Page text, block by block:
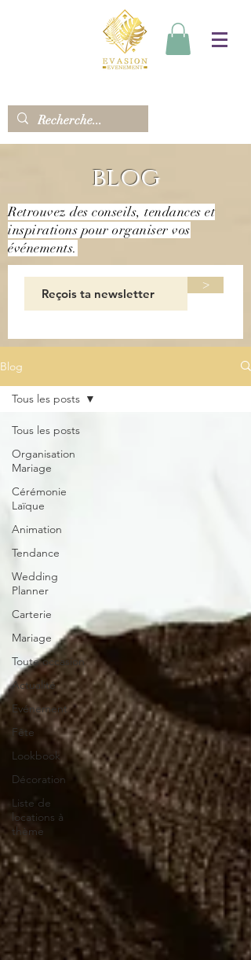
blog
Retrouvez des conseils, tendances et
inspirations pour organiser vos
événements.
>
Blog
Tous les posts
Organisation
Mariage
Cérémonie
Laïque
Animation
Tendance
Wedding
Planner
Carterie
Mariage
Toute occasion
Actualité
Evénement
Fête
Lookbook
Décoration
Liste de
locations à
thème
Tous les posts